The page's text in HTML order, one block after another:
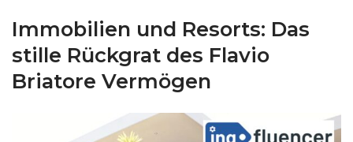
Immobilien und Resorts: Das
stille Rückgrat des Flavio
Briatore Vermögen